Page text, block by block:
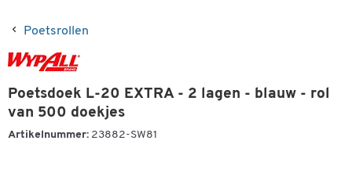
Poetsrollen
Poetsdoek L-20 EXTRA - 2 lagen - blauw - rol
van 500 doekjes
Artikelnummer: 23882-SW81